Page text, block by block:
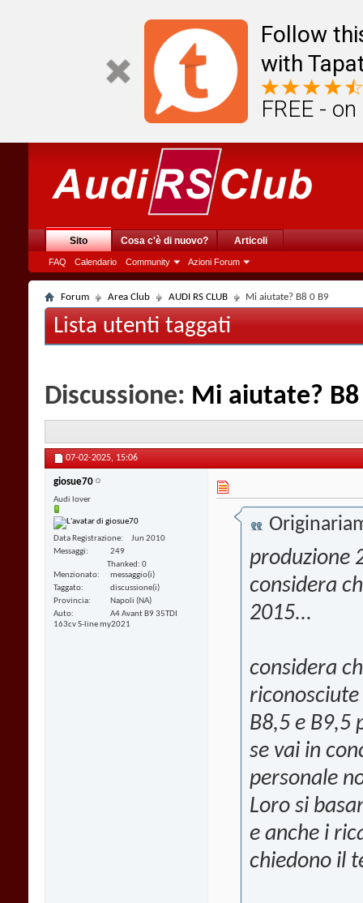
Follow
with
FREE -
Sito
FAQ Calendario Community Azioni Forum
Cosa c'è di nuovo? Articoli
Forum Area Club AUDI RS CLUB Mi aiutate? B8 0 B9
Lista utenti taggati
Discussione: Mi aiutate? B8
07-02-2025, 15:06
giosue70
Audi lover
Data Registrazione
Jun 2010
Messaggi
249
Thanked: 0
Menzionato
messaggio(i)
Taggato
discussione(i)
Provincia
Napoli (NA)
Auto
A4 Avant B9 35TDI
163cv S-line my2021
produzione
considera
2015...
considera
B8,5 e B9,5
se vai in
personale
Loro si
e anche i
chiedono il